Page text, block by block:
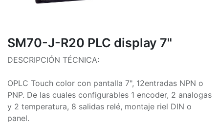
SM70-J-R20 PLC display 7"
DESCRIPCIÓN TÉCNICA:
OPLC Touch color con pantalla 7", 12entradas NPN o
PNP. De las cuales configurables 1 encoder, 2 analogas
y 2 temperatura, 8 salidas relé, montaje riel DIN o
panel.